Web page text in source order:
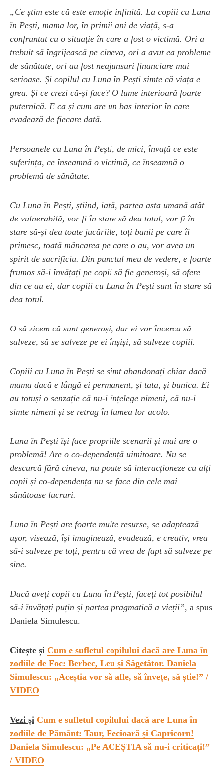
„Ce știm este că este emoție infinită. La copiii cu Luna
în Pești, mama lor, în primii ani de viață, s-a
confruntat cu o situație în care a fost o victimă. Ori a
trebuit să îngrijească pe cineva, ori a avut ea probleme
de sănătate, ori au fost neajunsuri financiare mai
serioase. Și copilul cu Luna în Pești simte că viața e
grea. Și ce crezi că-și face? O lume interioară foarte
puternică. E ca și cum are un bas interior în care
evadează de fiecare dată.
Persoanele cu Luna în Pești, de mici, învață ce este
suferința, ce înseamnă o victimă, ce înseamnă o
problemă de sănătate.
Cu Luna în Pești, știind, iată, partea asta umană atât
de vulnerabilă, vor fi în stare să dea totul, vor fi în
stare să-și dea toate jucăriile, toți banii pe care îi
primesc, toată mâncarea pe care o au, vor avea un
spirit de sacrificiu. Din punctul meu de vedere, e foarte
frumos să-i învățați pe copii să fie generoși, să ofere
din ce au ei, dar copiii cu Luna în Pești sunt în stare să
dea totul.
O să zicem că sunt generoși, dar ei vor încerca să
salveze, să se salveze pe ei înșiși, să salveze copiii.
Copiii cu Luna în Pești se simt abandonați chiar dacă
mama dacă e lângă ei permanent, și tata, și bunica. Ei
au totuși o senzație că nu-i înțelege nimeni, că nu-i
simte nimeni și se retrag în lumea lor acolo.
Luna în Pești își face propriile scenarii și mai are o
problemă! Are o co-dependență uimitoare. Nu se
descurcă fără cineva, nu poate să interacționeze cu alți
copii și co-dependența nu se face din cele mai
sănătoase lucruri.
Luna în Pești are foarte multe resurse, se adaptează
ușor, visează, își imaginează, evadează, e creativ, vrea
să-i salveze pe toți, pentru că vrea de fapt să salveze pe
sine.
Dacă aveți copii cu Luna în Pești, faceți tot posibilul
să-i învățați puțin și partea pragmatică a vieții”, a spus
Daniela Simulescu.
Citește și Cum e sufletul copilului dacă are Luna în
zodiile de Foc: Berbec, Leu și Săgetător. Daniela
Simulescu: „Aceștia vor să afle, să învețe, să știe!” /
VIDEO
Vezi și Cum e sufletul copilului dacă are Luna în
zodiile de Pământ: Taur, Fecioară și Capricorn!
Daniela Simulescu: „Pe ACEȘTIA să nu-i criticați!”
/ VIDEO